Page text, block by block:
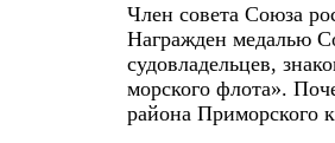
Член совета Союза
Награжден медалью
судовладельцев,
морского флота».
района Приморского